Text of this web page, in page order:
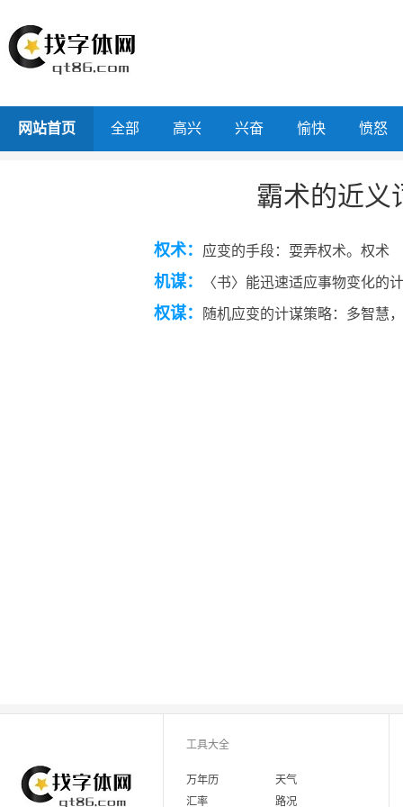
网站首页 全部 高兴 兴奋 愉快 愤怒
霸术的近义
权术： 应变的手段：耍弄权术。权术
机谋： 〈书〉能迅速适应事物变化的
权谋： 随机应变的计谋策略：多智慧
工具大全
万年历
天气
汇率
路况